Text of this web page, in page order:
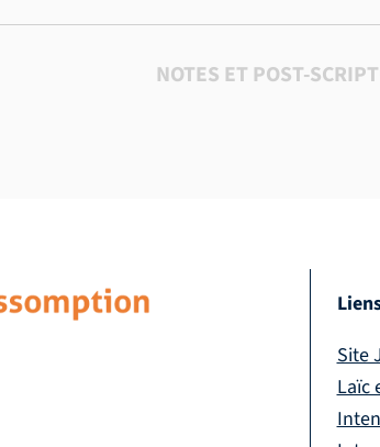
NOTES ET POST-
Site
Laïc